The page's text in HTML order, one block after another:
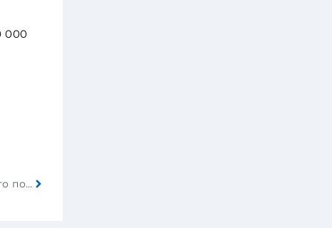
000
Tesla отказывается от Gigacasting следующего поколения